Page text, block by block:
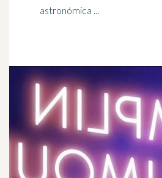
astronómica ...